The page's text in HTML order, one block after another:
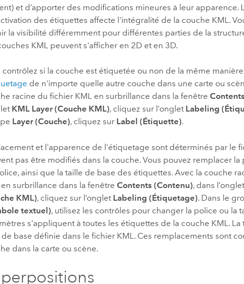
et d’apporter des modifications mineures à leur apparence.
des étiquettes affecte l'intégralité de la couche KML.
la visibilité différemment pour différentes parties de la
KML peuvent s'afficher en 2D et en 3D.
contrôlez si la couche est étiquetée ou non de la même
de n'importe quelle autre couche dans une carte ou
racine du fichier KML en surbrillance dans la fenêtre
KML Layer (Couche KML), cliquez sur l’onglet Labeling
Layer (Couche), cliquez sur Label (Étiquette).
et l'apparence de l'étiquetage sont déterminés par le
pas être modifiés dans la couche. Vous pouvez remplacer la
ainsi que la taille de base des étiquettes. Avec la couche
en surbrillance dans la fenêtreContents (Contenu), dans l’onglet
KML), cliquez sur l’onglet Labeling (Étiquetage). Dans le
textuel), utilisez les contrôles pour changer la police ou la
s'appliquent à toutes les étiquettes de la couche KML. La
base définie dans le fichier KML. Ces remplacements sont
dans la carte ou scène.